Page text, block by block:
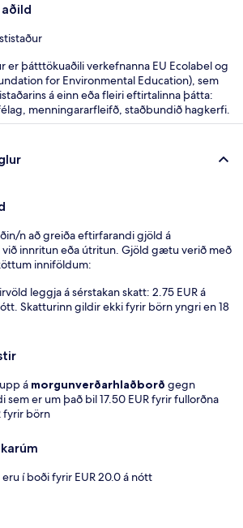
er þátttökuaðili verkefnanna EU Ecolabel og
for Environmental Education), sem
á einn eða fleiri eftirtalinna þátta:
menningararfleifð, staðbundið hagkerfi.
n að greiða eftirfarandi gjöld á
innritun eða útritun. Gjöld gætu verið með
inniföldum:
leggja á sérstakan skatt: 2.75 EUR á
Skatturinn gildir ekki fyrir börn yngri en 18
á morgunverðarhlaðborð gegn
sem er um það bil 17.50 EUR fyrir fullorðna
fyrir börn
í boði fyrir EUR 20.0 á nótt